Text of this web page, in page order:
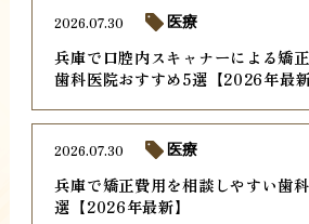
兵庫で口腔内スキャナーによる矯
歯科医院おすすめ5選【2026年最新
2026.07.30 医療
兵庫で矯正費用を相談しやすい歯
選【2026年最新】
2026.07.30 医療